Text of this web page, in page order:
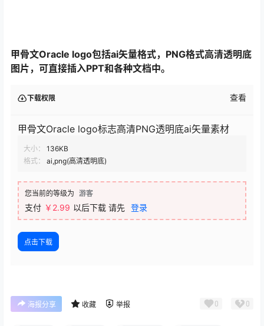
甲骨文Oracle logo包括ai矢量格式，PNG格式高清透明底
图片，可直接插入PPT和各种文档中。
下载权限 查看
甲骨文Oracle logo标志高清PNG透明底ai矢量素材
大小：
136KB
格式：
ai,png(高清透明底)
您当前的等级为 游客
支付 ￥ 2.99 以后下载 请先 登录
点击下载
海报分享 收藏 举报 0 0